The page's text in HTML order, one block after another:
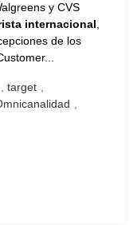
y CVS
internacional
de los
target